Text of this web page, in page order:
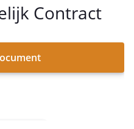
Contract